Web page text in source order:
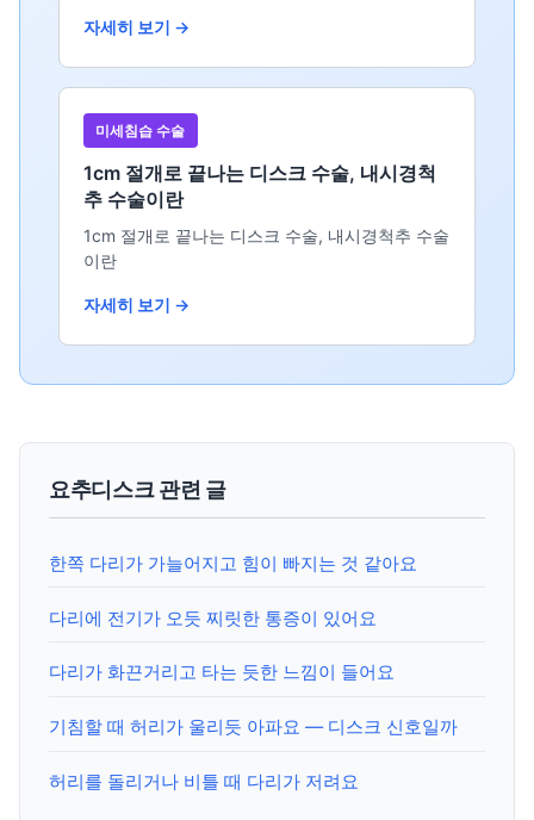
자세히 보기 →
미세침습 수술
1cm 절개로 끝나는 디스크 수술, 내시경척
추 수술이란
1cm 절개로 끝나는 디스크 수술, 내시경척추 수술
이란
자세히 보기 →
요추디스크 관련 글
한쪽 다리가 가늘어지고 힘이 빠지는 것 같아요
다리에 전기가 오듯 찌릿한 통증이 있어요
다리가 화끈거리고 타는 듯한 느낌이 들어요
기침할 때 허리가 울리듯 아파요 — 디스크 신호일까
허리를 돌리거나 비틀 때 다리가 저려요